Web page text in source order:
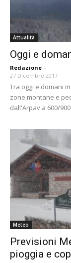
Attualità
Oggi e
Redazione -
27 Dicembre 2017
Tra oggi e domani
zone montane e
dall'Arpav a 600/
Meteo
Previsioni
pioggia e